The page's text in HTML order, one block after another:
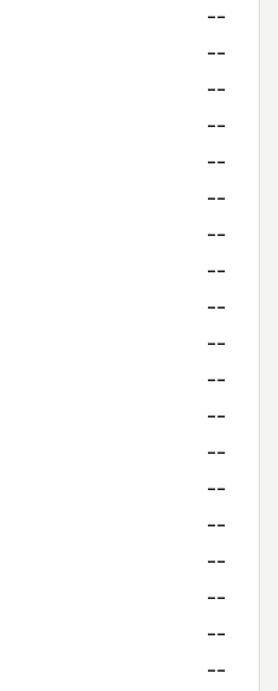
--
--
--
--
--
--
--
--
--
--
--
--
--
--
--
--
--
--
--